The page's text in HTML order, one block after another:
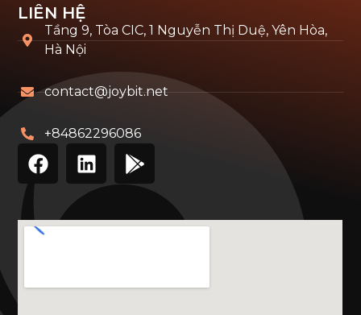
LIÊN HỆ
Tầng 9, Tòa CIC, 1 Nguyễn Thị Duệ, Yên Hòa,
Hà Nội
contact@joybit.net
+84862296086